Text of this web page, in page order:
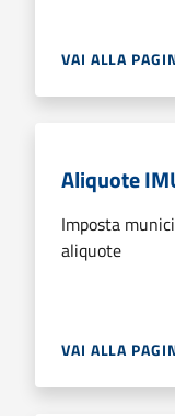
VAI ALLA
Aliquote
Imposta
aliquote
VAI ALLA